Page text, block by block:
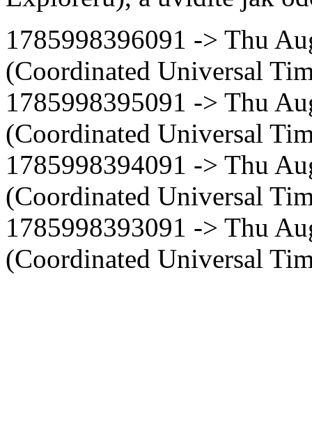
1785998396091 -> Thu
(Coordinated Universal
1785998395091 -> Thu
(Coordinated Universal
1785998394091 -> Thu
(Coordinated Universal
1785998393091 -> Thu
(Coordinated Universal